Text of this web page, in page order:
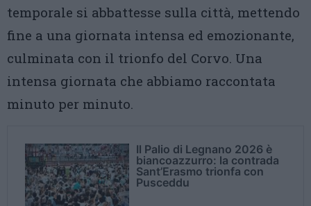
temporale si abbattesse sulla città, mettendo
fine a una giornata intensa ed emozionante,
culminata con il trionfo del Corvo. Una
intensa giornata che abbiamo raccontata
minuto per minuto.